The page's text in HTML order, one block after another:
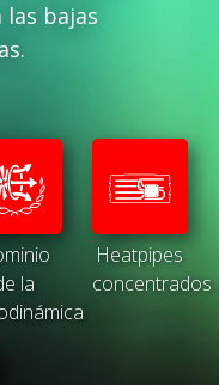
las bajas
la
Heatpipes
concentrados